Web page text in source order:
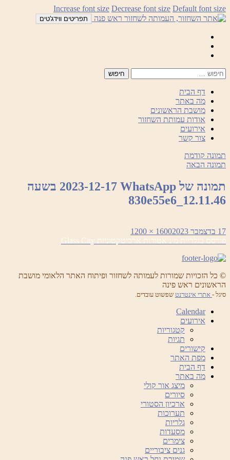
לדלג
לתוכן
Increase font size Decrease font size Default font size
תפריטים ווידג'טים
דף הבית
מה באתר
מושבת הראשונים
אודות עמותת השחזור
אירועים
צור קשר
תמונה קודמת
תמונה הבאה
תמונה של WhatsApp‏ 2023-12-17 בשעה
12.11.46_830e55e6
פורסם
בתאריך
17 בדצמבר 2023
מסך
מלא
1600 × 1200
ניווט
פורסם בגלריית מיניאטורות ארכיטקטוניות Glass City
© כל הזכויות שמורות לעמותה לשחזור ופיתוח האתר הלאומי מושבת
הראשונים ראש פינה
סיגל - אתרי אינטרנט שפשוט עובדים.
Calendar
אירועים
קטגוריות
תגיות
קישורים
מפת האתר
דף הבית
מה באתר
מיצג אור קולי
סיורים
ארכיון הסטורי
תערוכות
גלריות
מסעדות
צימרים
גנים ציבוריים